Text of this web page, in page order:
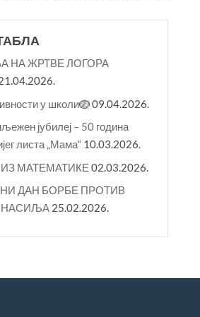
НА ЖРТВЕ ЛОГОРА
у школи🪺09.04.2026.
јубилеј – 50 година
листа „Мама“ 10.03.2026.
МАТЕМАТИКЕ 02.03.2026.
ДАН БОРБЕ ПРОТИВ
НАСИЉА 25.02.2026.